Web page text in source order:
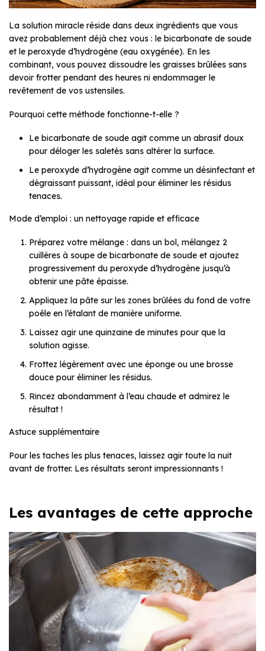
La solution miracle réside dans deux ingrédients que vous
avez probablement déjà chez vous : le bicarbonate de soude
et le peroxyde d’hydrogène (eau oxygénée). En les
combinant, vous pouvez dissoudre les graisses brûlées sans
devoir frotter pendant des heures ni endommager le
revêtement de vos ustensiles.
Pourquoi cette méthode fonctionne-t-elle ?
Le bicarbonate de soude agit comme un abrasif doux
pour déloger les saletés sans altérer la surface.
Le peroxyde d’hydrogène agit comme un désinfectant et
dégraissant puissant, idéal pour éliminer les résidus
tenaces.
Mode d’emploi : un nettoyage rapide et efficace
Préparez votre mélange : dans un bol, mélangez 2
cuillères à soupe de bicarbonate de soude et ajoutez
progressivement du peroxyde d’hydrogène jusqu’à
obtenir une pâte épaisse.
Appliquez la pâte sur les zones brûlées du fond de votre
poêle en l’étalant de manière uniforme.
Laissez agir une quinzaine de minutes pour que la
solution agisse.
Frottez légèrement avec une éponge ou une brosse
douce pour éliminer les résidus.
Rincez abondamment à l’eau chaude et admirez le
résultat !
Astuce supplémentaire
Pour les taches les plus tenaces, laissez agir toute la nuit
avant de frotter. Les résultats seront impressionnants !
Les avantages de cette approche